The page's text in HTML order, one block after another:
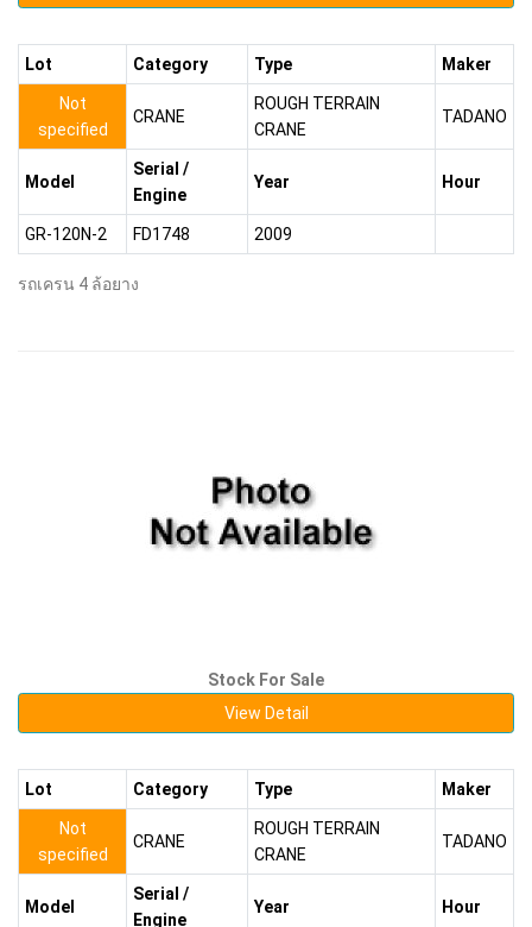
Lot Category Type Maker
Not
specified
CRANE
ROUGH TERRAIN
CRANE
TADANO
Model
Serial /
Engine
Year Hour
GR-120N-2 FD1748 2009
รถเครน 4 ล้อยาง
Stock For Sale
View Detail
Lot Category Type Maker
Not
specified
CRANE
ROUGH TERRAIN
CRANE
TADANO
Model
Serial /
Engine
Year Hour